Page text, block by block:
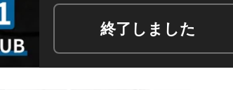
終了しました